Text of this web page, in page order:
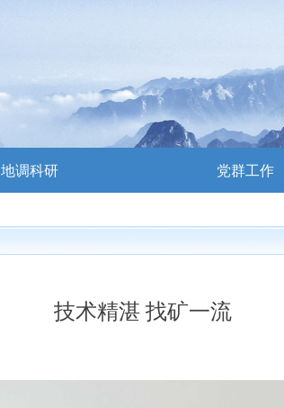
地调科研 党群工作
技术精湛 找矿一流